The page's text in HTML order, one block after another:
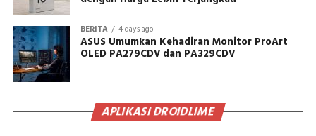
BERITA 4 days ago
ASUS Umumkan Kehadiran Monitor ProArt
OLED PA279CDV dan PA329CDV
APLIKASI DROIDLIME